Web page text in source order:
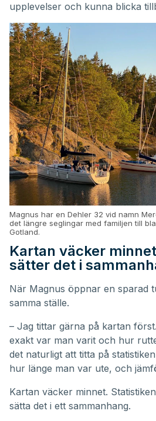
upplevelser och kunna blicka
Magnus har en Dehler 32 vid namn
det längre seglingar med familjen till
Gotland.
Kartan väcker
sätter det i
När Magnus öppnar en sparad
samma ställe.
– Jag tittar gärna på kartan
exakt var man varit och hur
det naturligt att titta på
hur länge man var ute, och
Kartan väcker minnet.
sätta det i ett sammanhang.